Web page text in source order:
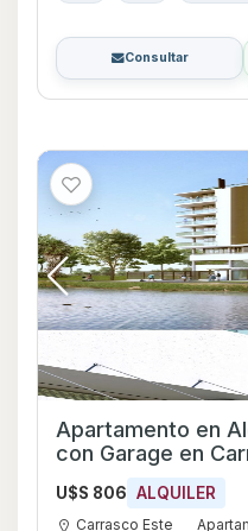
Consultar
Apartamento en
con Garage en
U$S 806 ALQUILER
Carrasco Este